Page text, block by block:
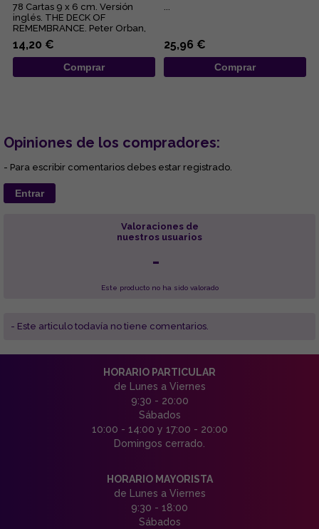
78 Cartas 9 x 6 cm. Versión
inglés. THE DECK OF
REMEMBRANCE. Peter Orban,
Ingrid Zinnel and Thea Weller.
This ...
14,20 €
Comprar
25,96 €
Comprar
Opiniones de los compradores:
- Para escribir comentarios debes estar registrado.
Entrar
Valoraciones de
nuestros usuarios
-
Este producto no ha sido valorado
- Este articulo todavía no tiene comentarios.
HORARIO PARTICULAR
de Lunes a Viernes
9:30 - 20:00
Sábados
10:00 - 14:00 y 17:00 - 20:00
Domingos cerrado.
HORARIO MAYORISTA
de Lunes a Viernes
9:30 - 18:00
Sábados